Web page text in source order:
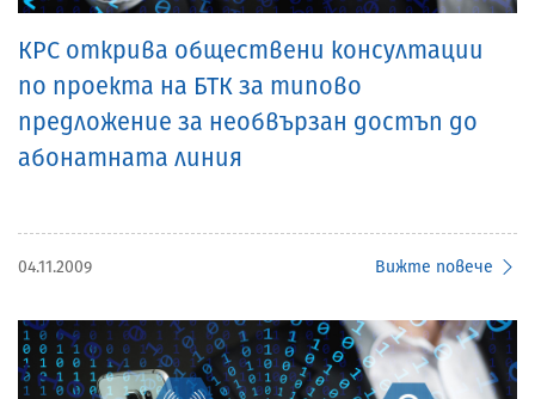
КРС открива обществени консултации
по проекта на БТК за типово
предложение за необвързан достъп до
абонатната линия
04.11.2009 Вижте повече